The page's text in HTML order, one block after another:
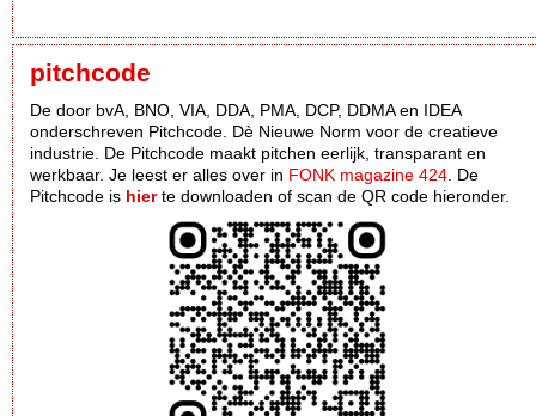
pitchcode
De door bvA, BNO, VIA, DDA, PMA, DCP, DDMA en IDEA
onderschreven Pitchcode. Dè Nieuwe Norm voor de creatieve
industrie. De Pitchcode maakt pitchen eerlijk, transparant en
werkbaar. Je leest er alles over in FONK magazine 424 . De
Pitchcode is hierte downloaden of scan de QR code hieronder.